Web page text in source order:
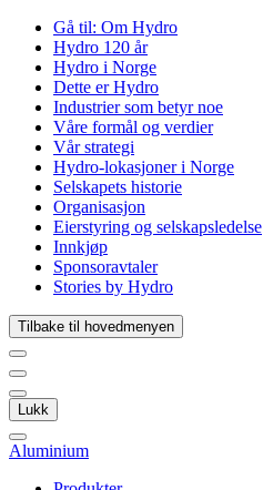
Gå til: Om Hydro
Hydro 120 år
Hydro i Norge
Dette er Hydro
Industrier som betyr noe
Våre formål og verdier
Vår strategi
Hydro-lokasjoner i Norge
Selskapets historie
Organisasjon
Eierstyring og selskapsledelse
Innkjøp
Sponsoravtaler
Stories by Hydro
Tilbake til hovedmenyen
Lukk
Aluminium